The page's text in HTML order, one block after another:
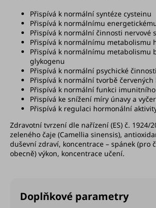
Přispívá k normální syntéze cysteinu
Přispívá k normálnímu
Přispívá k normální činnosti nervové
Přispívá k normálnímu metabolismu
Přispívá k normálnímu metabolismu
glykogenu
Přispívá k normální psychické činnosti
Přispívá k normální tvorbě červených
Přispívá k normální funkci
Přispívá ke snížení míry únavy a
Přispívá k regulaci hormonální
Zdravotní tvrzení dle nařízení (ES) č. 1924/
zeleného čaje (Camellia sinensis),
duševní zdraví, koncentrace – spánek (pro
obecně) výkon, koncentrace učení.
Doplňkové parametry